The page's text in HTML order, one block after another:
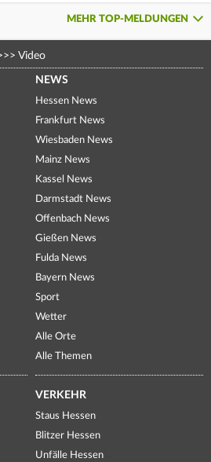
MEHR TOP-MELDUNGEN
Video
NEWS
Hessen News
Frankfurt News
Wiesbaden News
Mainz News
Kassel News
Darmstadt News
Offenbach News
Gießen News
Fulda News
Bayern News
Sport
Wetter
Alle Orte
Alle Themen
VERKEHR
Staus Hessen
Blitzer Hessen
Unfälle Hessen